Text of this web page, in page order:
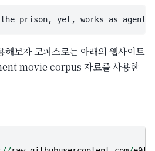
해보자 코퍼스로는 아래의 웹사이트
movie corpus 자료를 사용한